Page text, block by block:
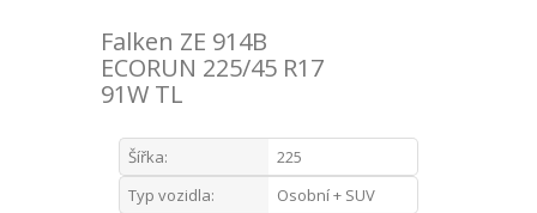
Falken ZE 914B
ECORUN 225/45 R17
91W TL
Šířka:
225
Typ vozidla:
Osobní + SUV